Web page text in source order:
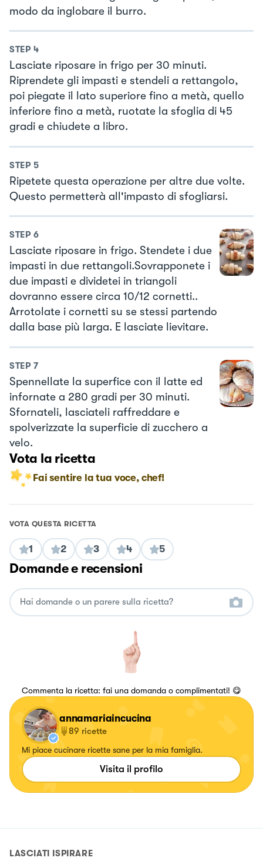
modo da inglobare il burro.
STEP 4
Lasciate riposare in frigo per 30 minuti.
Riprendete gli impasti e stendeli a rettangolo,
poi piegate il lato superiore fino a metà, quello
inferiore fino a metà, ruotate la sfoglia di 45
gradi e chiudete a libro.
STEP 5
Ripetete questa operazione per altre due volte.
Questo permetterà all'impasto di sfogliarsi.
STEP 6
Lasciate riposare in frigo. Stendete i due
impasti in due rettangoli.Sovrapponete i
due impasti e dividetei in triangoli
dovranno essere circa 10/12 cornetti..
Arrotolate i cornetti su se stessi partendo
dalla base più larga. E lasciate lievitare.
STEP 7
Spennellate la superfice con il latte ed
infornate a 280 gradi per 30 minuti.
Sfornateli, lasciateli raffreddare e
spolverizzate la superficie di zucchero a
velo.
Vota la ricetta
Fai sentire la tua voce, chef!
VOTA QUESTA RICETTA
1 2 3 4 5
Domande e recensioni
Commenta la ricetta: fai una domanda o complimentati! 😋
annamariaincucina
89 ricette
Mi piace cucinare ricette sane per la mia famiglia.
Visita il profilo
LASCIATI ISPIRARE